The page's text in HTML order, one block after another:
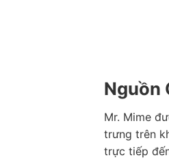
Nguồn
Mr. Mime
trưng trên
trực tiếp